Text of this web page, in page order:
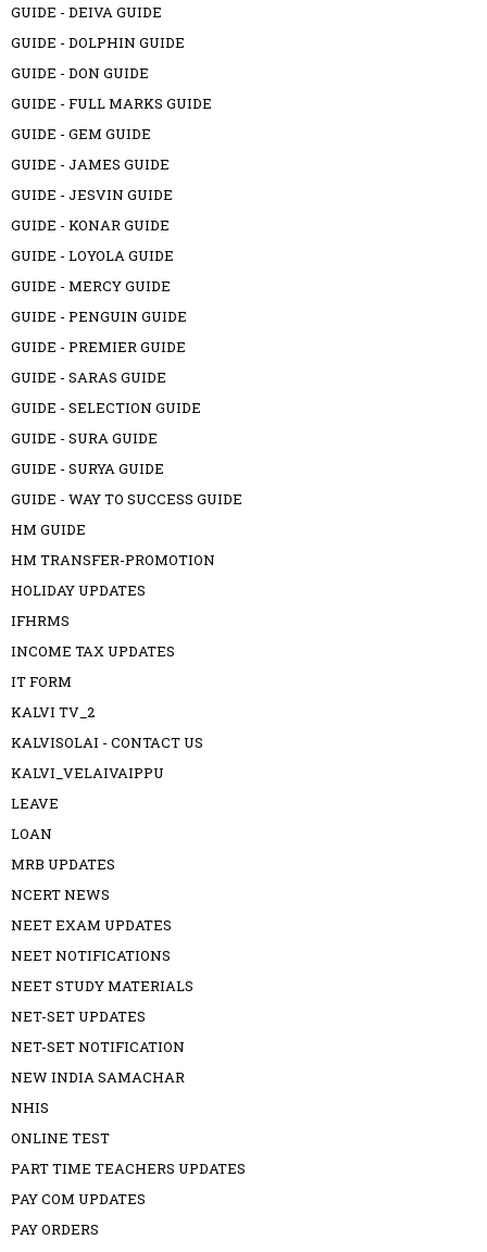
GUIDE - DEIVA GUIDE
GUIDE - DOLPHIN GUIDE
GUIDE - DON GUIDE
GUIDE - FULL MARKS GUIDE
GUIDE - GEM GUIDE
GUIDE - JAMES GUIDE
GUIDE - JESVIN GUIDE
GUIDE - KONAR GUIDE
GUIDE - LOYOLA GUIDE
GUIDE - MERCY GUIDE
GUIDE - PENGUIN GUIDE
GUIDE - PREMIER GUIDE
GUIDE - SARAS GUIDE
GUIDE - SELECTION GUIDE
GUIDE - SURA GUIDE
GUIDE - SURYA GUIDE
GUIDE - WAY TO SUCCESS GUIDE
HM GUIDE
HM TRANSFER-PROMOTION
HOLIDAY UPDATES
IFHRMS
INCOME TAX UPDATES
IT FORM
KALVI TV_2
KALVISOLAI - CONTACT US
KALVI_VELAIVAIPPU
LEAVE
LOAN
MRB UPDATES
NCERT NEWS
NEET EXAM UPDATES
NEET NOTIFICATIONS
NEET STUDY MATERIALS
NET-SET UPDATES
NET-SET NOTIFICATION
NEW INDIA SAMACHAR
NHIS
ONLINE TEST
PART TIME TEACHERS UPDATES
PAY COM UPDATES
PAY ORDERS